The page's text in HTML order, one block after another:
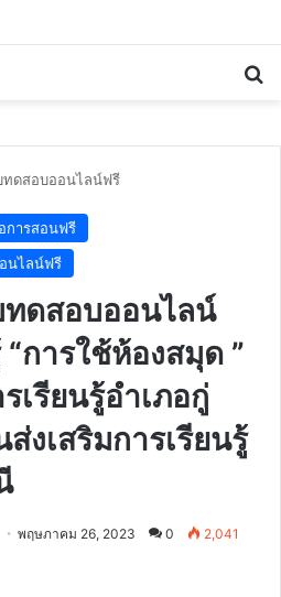
ดสอบออนไลน์ฟรี
การสอนฟรี
นไลน์ฟรี
ดสอบออนไลน์
การใช้ห้องสมุด ”
เรียนรู้อำเภอกู่
งเสริมการเรียนรู้
พฤษภาคม 26, 2023 0 2,041